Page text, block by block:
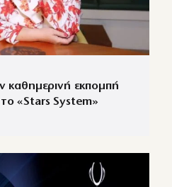
καθημερινή εκπομπή
«Stars System»